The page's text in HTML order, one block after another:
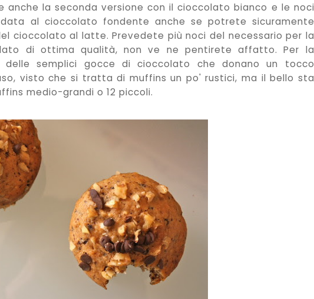
anche la seconda versione con il cioccolato bianco e le noci
al cioccolato fondente anche se potrete sicuramente
cioccolato al latte. Prevedete più noci del necessario per la
di ottima qualità, non ve ne pentirete affatto. Per la
delle semplici gocce di cioccolato che donano un tocco
visto che si tratta di muffins un po' rustici, ma il bello sta
medio-grandi o 12 piccoli.